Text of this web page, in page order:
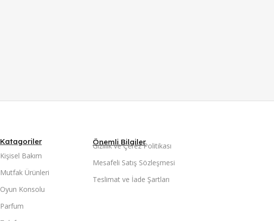
Katagoriler
Kişisel Bakım
Mutfak Ürünleri
Oyun Konsolu
Parfum
Önemli Bilgiler
Gizlilik ve Çerez Politikası
Mesafeli Satış Sözleşmesi
Teslimat ve İade Şartları